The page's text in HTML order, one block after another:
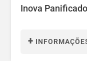
Inova
+